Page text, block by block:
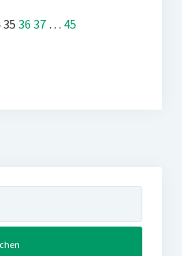
35 36 37 … 45